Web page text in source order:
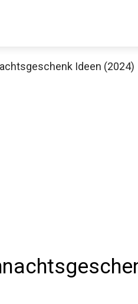
Ideen (2024)
Schaue dir jetzt die